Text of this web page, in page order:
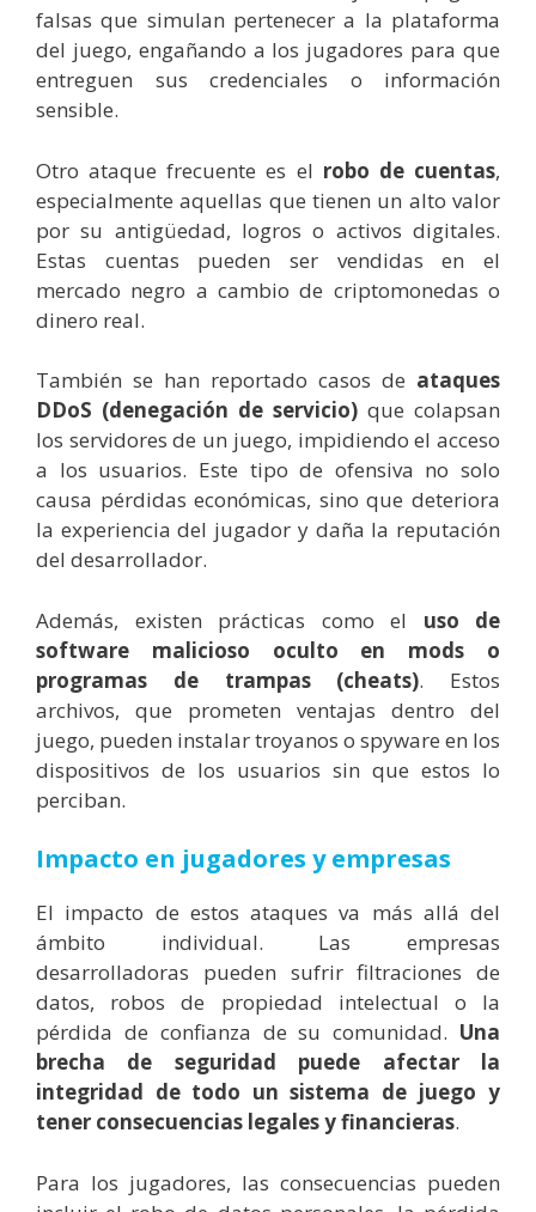
falsas que simulan pertenecer a la plataforma
del juego, engañando a los jugadores para que
entreguen sus credenciales o información
sensible.
Otro ataque frecuente es el robo de cuentas,
especialmente aquellas que tienen un alto valor
por su antigüedad, logros o activos digitales.
Estas cuentas pueden ser vendidas en el
mercado negro a cambio de criptomonedas o
dinero real.
También se han reportado casos de ataques
DDoS (denegación de servicio) que colapsan
los servidores de un juego, impidiendo el acceso
a los usuarios. Este tipo de ofensiva no solo
causa pérdidas económicas, sino que deteriora
la experiencia del jugador y daña la reputación
del desarrollador.
Además, existen prácticas como el uso de
software malicioso oculto en mods o
programas de trampas (cheats). Estos
archivos, que prometen ventajas dentro del
juego, pueden instalar troyanos o spyware en los
dispositivos de los usuarios sin que estos lo
perciban.
Impacto en jugadores y empresas
El impacto de estos ataques va más allá del
ámbito individual. Las empresas
desarrolladoras pueden sufrir filtraciones de
datos, robos de propiedad intelectual o la
pérdida de confianza de su comunidad. Una
brecha de seguridad puede afectar la
integridad de todo un sistema de juego y
tener consecuencias legales y financieras.
Para los jugadores, las consecuencias pueden